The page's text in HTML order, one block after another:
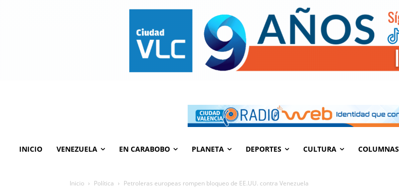
INICIO VENEZUELA EN CARABOBO PLANETA DEPORTES CULTURA COLUMNAS
Inicio Política Petroleras europeas rompen bloqueo de EE.UU. contra Venezuela